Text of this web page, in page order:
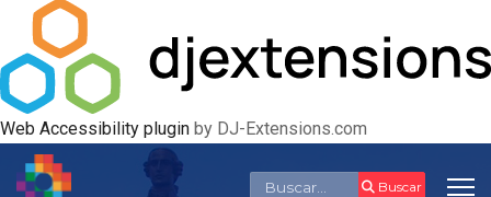
Web Accessibility plugin by DJ-Extensions.com
Buscar Buscar